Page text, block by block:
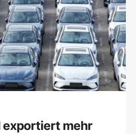
exportiert mehr